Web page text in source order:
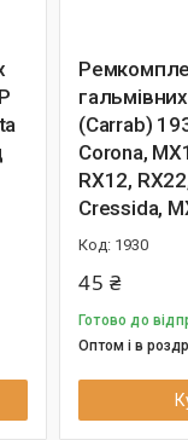
(Carrab)
Corona,
RX12,
Cressida,
1930
45 ₴
Готово до
Оптом і в